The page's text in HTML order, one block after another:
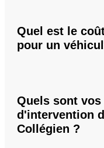
Quel est le
pour un
Quels sont
d'intervention
Collégien ?